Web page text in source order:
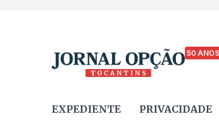
50 ANOS
EXPEDIENTE PRIVACIDADE